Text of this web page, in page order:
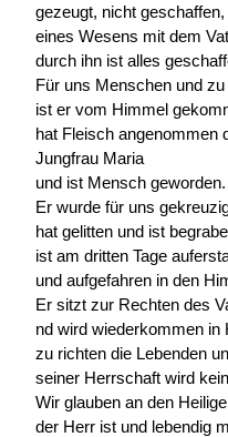
gezeugt, nicht geschaffen,
eines Wesens mit dem
durch ihn ist alles
Für uns Menschen und
ist er vom Himmel
hat Fleisch angenommen
Jungfrau Maria
und ist Mensch geworden.
Er wurde für uns
hat gelitten und ist
ist am dritten Tage
und aufgefahren in den
Er sitzt zur Rechten des
nd wird wiederkommen in
zu richten die Lebenden
seiner Herrschaft wird
Wir glauben an den
der Herr ist und lebendig